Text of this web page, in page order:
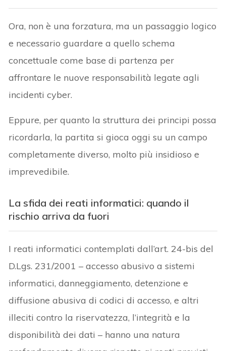
Ora, non è una forzatura, ma un passaggio logico
e necessario guardare a quello schema
concettuale come base di partenza per
affrontare le nuove responsabilità legate agli
incidenti cyber.
Eppure, per quanto la struttura dei principi possa
ricordarla, la partita si gioca oggi su un campo
completamente diverso, molto più insidioso e
imprevedibile.
La sfida dei reati informatici: quando il
rischio arriva da fuori
I reati informatici contemplati dall’art. 24-bis del
D.Lgs. 231/2001 – accesso abusivo a sistemi
informatici, danneggiamento, detenzione e
diffusione abusiva di codici di accesso, e altri
illeciti contro la riservatezza, l’integrità e la
disponibilità dei dati – hanno una natura